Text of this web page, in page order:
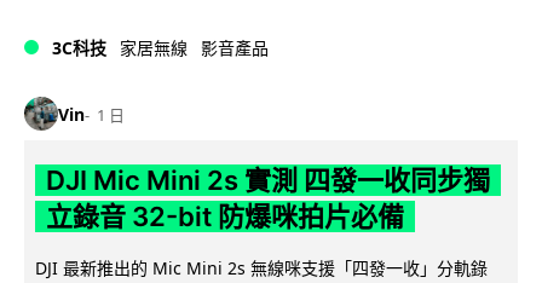
3C科技 家居無線 影音產品
Vin 1 日
DJI Mic Mini 2s 實測 四發一收同步獨
立錄音 32-bit 防爆咪拍片必備
DJI 最新推出的 Mic Mini 2s 無線咪支援「四發一收」分軌錄